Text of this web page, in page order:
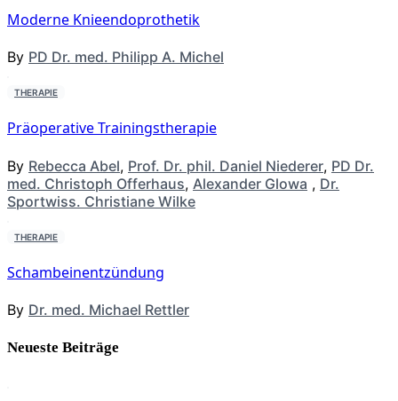
Moderne Knieendoprothetik
By PD Dr. med. Philipp A. Michel
THERAPIE
Präoperative Trainingstherapie
By Rebecca Abel, Prof. Dr. phil. Daniel Niederer, PD Dr.
med. Christoph Offerhaus, Alexander Glowa , Dr.
Sportwiss. Christiane Wilke
THERAPIE
Schambeinentzündung
By Dr. med. Michael Rettler
Neueste Beiträge